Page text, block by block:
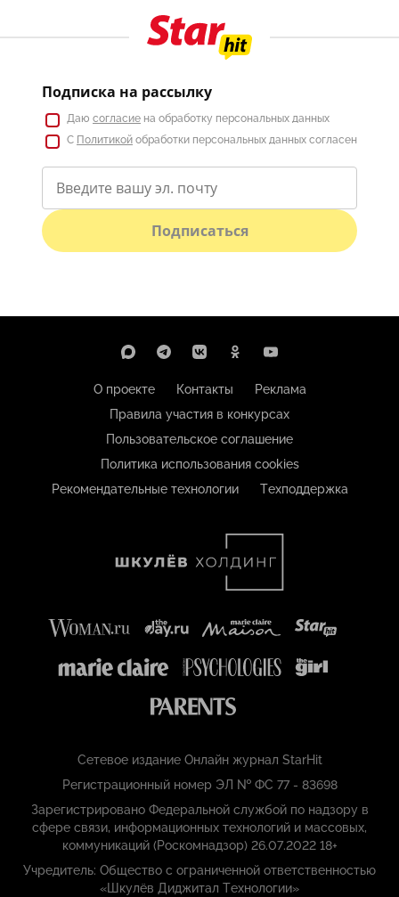
Подписка на рассылку
Даю согласие на обработку персональных данных
С Политикой обработки персональных данных согласен
Подписаться
О проекте Контакты
Реклама
Правила участия в конкурсах
Пользовательское соглашение
Политика использования cookies
Рекомендательные технологии
Техподдержка
Сетевое издание Онлайн журнал StarHit
Регистрационный номер ЭЛ № ФС 77 - 83698
Зарегистрировано Федеральной службой по надзору в
сфере связи, информационных технологий и массовых,
коммуникаций (Роскомнадзор) 26.07.2022 18+
Учредитель: Общество с ограниченной ответственностью
«Шкулёв Диджитал Технологии»